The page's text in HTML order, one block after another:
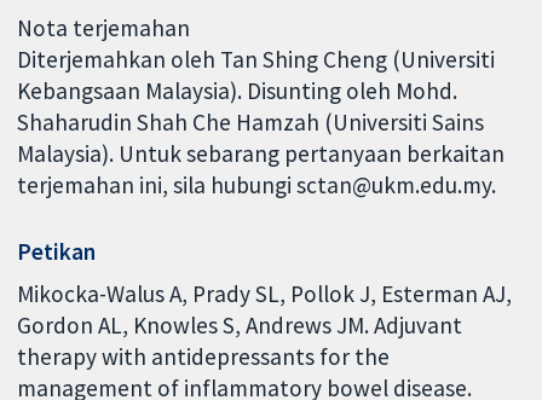
Nota terjemahan
Diterjemahkan oleh Tan Shing Cheng (Universiti
Kebangsaan Malaysia). Disunting oleh Mohd.
Shaharudin Shah Che Hamzah (Universiti Sains
Malaysia). Untuk sebarang pertanyaan berkaitan
terjemahan ini, sila hubungi sctan@ukm.edu.my.
Petikan
Mikocka-Walus A, Prady SL, Pollok J, Esterman AJ,
Gordon AL, Knowles S, Andrews JM. Adjuvant
therapy with antidepressants for the
management of inflammatory bowel disease.